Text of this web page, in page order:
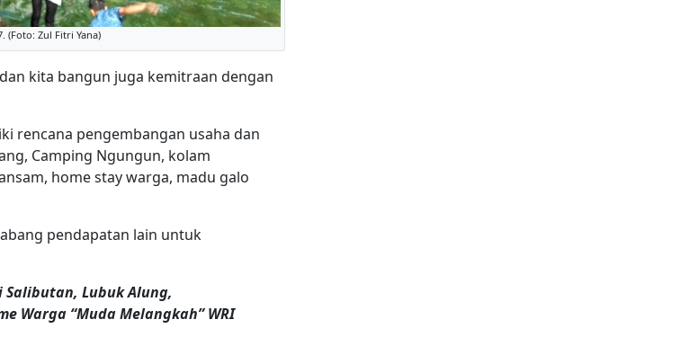
(Foto: Zul Fitri Yana)
kita bangun juga kemitraan dengan
rencana pengembangan usaha dan
Camping Ngungun, kolam
home stay warga, madu galo
pendapatan lain untuk
Lubuk Alung,
Warga “Muda Melangkah” WRI